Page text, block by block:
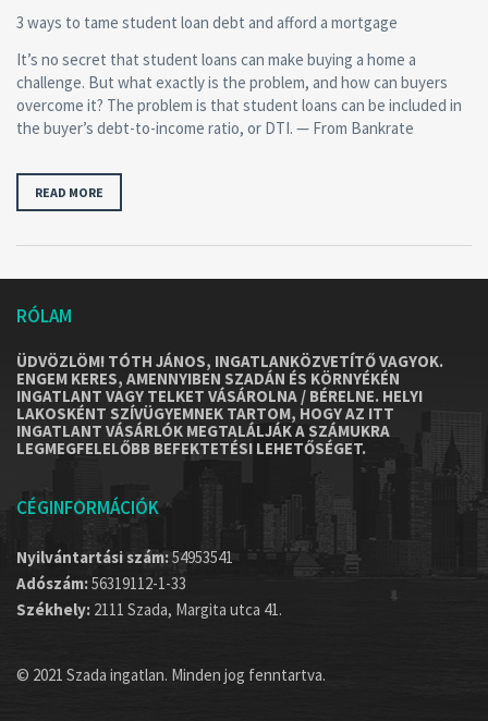
3 ways to tame student loan debt and afford a mortgage
It’s no secret that student loans can make buying a home a
challenge. But what exactly is the problem, and how can buyers
overcome it? The problem is that student loans can be included in
the buyer’s debt-to-income ratio, or DTI. — From Bankrate
READ MORE
RÓLAM
ÜDVÖZLÖM! TÓTH JÁNOS, INGATLANKÖZVETÍTŐ VAGYOK.
ENGEM KERES, AMENNYIBEN SZADÁN ÉS KÖRNYÉKÉN
INGATLANT VAGY TELKET VÁSÁROLNA / BÉRELNE. HELYI
LAKOSKÉNT SZÍVÜGYEMNEK TARTOM, HOGY AZ ITT
INGATLANT VÁSÁRLÓK MEGTALÁLJÁK A SZÁMUKRA
LEGMEGFELELŐBB BEFEKTETÉSI LEHETŐSÉGET.
CÉGINFORMÁCIÓK
Nyilvántartási szám:54953541
Adószám:56319112-1-33
Székhely: 2111 Szada, Margita utca 41.
© 2021 Szada ingatlan. Minden jog fenntartva.